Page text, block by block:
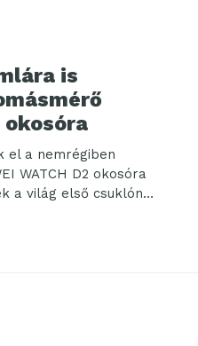
is
el a nemrégiben
WATCH D2 okosóra
a világ első csuklón